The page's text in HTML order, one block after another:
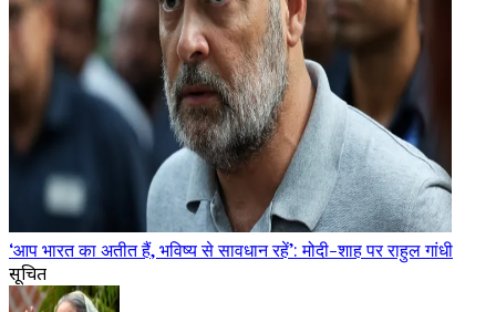
‘आप भारत का अतीत हैं, भविष्य से सावधान रहें’: मोदी-शाह पर राहुल गांधी
सूचित